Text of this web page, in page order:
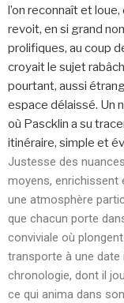
l’on reconnaît et
revoit, en si grand
prolifiques, au coup
croyait le sujet
pourtant, aussi
espace délaissé. Un
où Pascklin a su
itinéraire, simple et
Justesse des
moyens, enrichissent
une atmosphère
que chacun porte
conviviale où
transporte à une date
chronologie, dont il
ce qui anima dans